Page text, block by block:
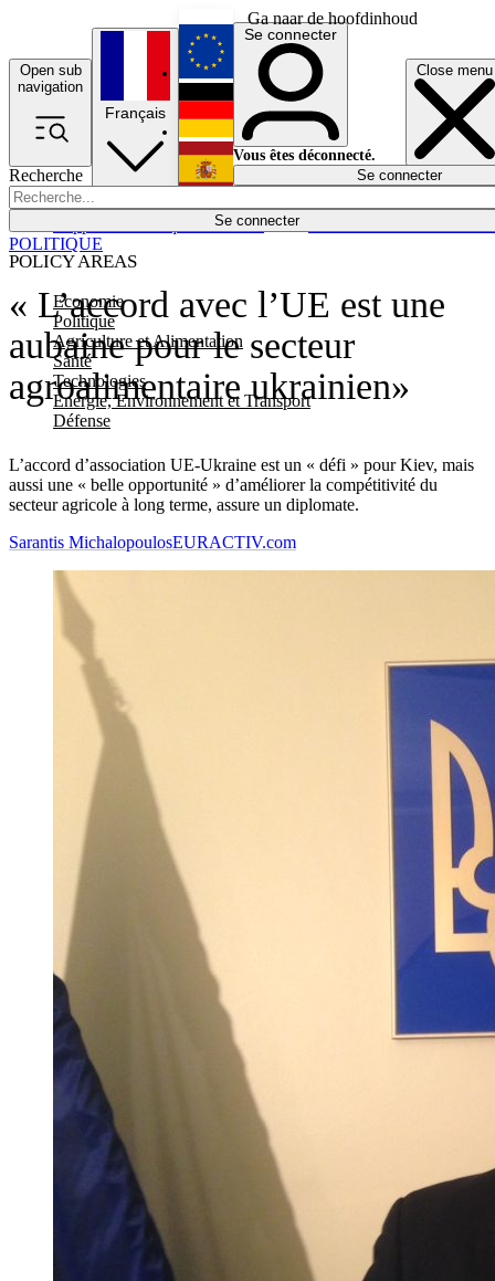
Ga naar de hoofdinhoud
Open sub
navigation
Close menu
Recherche
Se connecter
POLICY AREAS
Economie
Politique
Agriculture et Alimentation
Santé
Technologies
Energie, Environnement et Transport
Défense
Économie
Français
English
Deutsch
Español
Se connecter
Vous êtes déconnecté.
Se connecter
« L’accord avec l’UE est une
aubaine pour le secteur
agroalimentaire ukrainien»
L’accord d’association UE-Ukraine est un « défi » pour Kiev, mais
aussi une « belle opportunité » d’améliorer la compétitivité du
secteur agricole à long terme, assure un diplomate.
POLITIQUE
Sarantis MichalopoulosEURACTIV.com